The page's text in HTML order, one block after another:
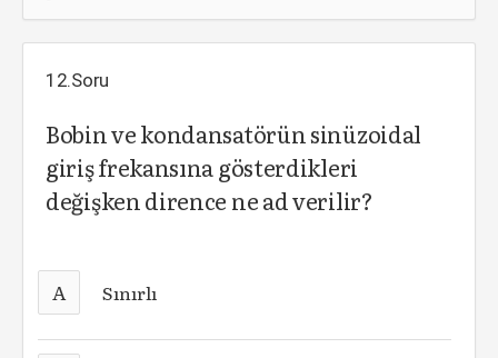
12.Soru
Bobin ve kondansatörün sinüzoidal
giriş frekansına gösterdikleri
değişken dirence ne ad verilir?
A Sınırlı